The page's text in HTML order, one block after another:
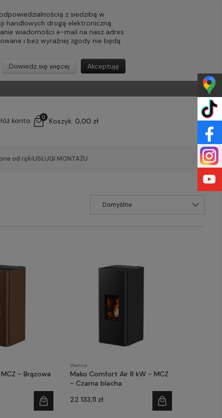
z siedzibą w
handlowych drogą elektroniczną.
wiadomości e-mail na nasz adres:
i bez wyraźnej zgody nie będą
Akceptuję
Dowiedz się więcej
konto Koszyk: 0,00 zł
0
od rękiUSŁUGI MONTAŻU
- Brązowa
Wentor
Mako Comfort Air 8 kW - MCZ
- Czarna blacha
22 133,11 zł